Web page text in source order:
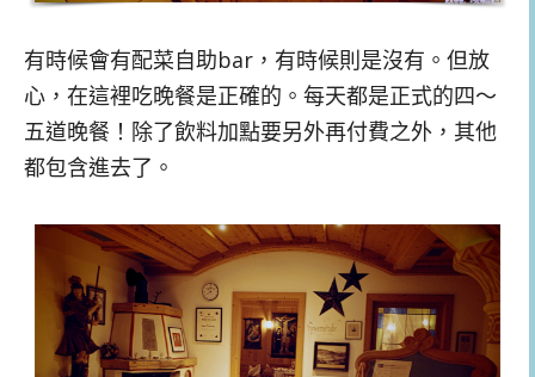
有時候會有配菜自助bar，有時候則是沒有。但放
心，在這裡吃晚餐是正確的。每天都是正式的四～
五道晚餐！除了飲料加點要另外再付費之外，其他
都包含進去了。